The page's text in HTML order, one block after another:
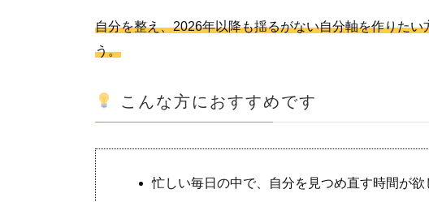
自分を整え、2026年以降も揺るがない自分軸を作りた
う。
こんな方におすすめです
忙しい毎日の中で、自分を見つめ直す時間が欲